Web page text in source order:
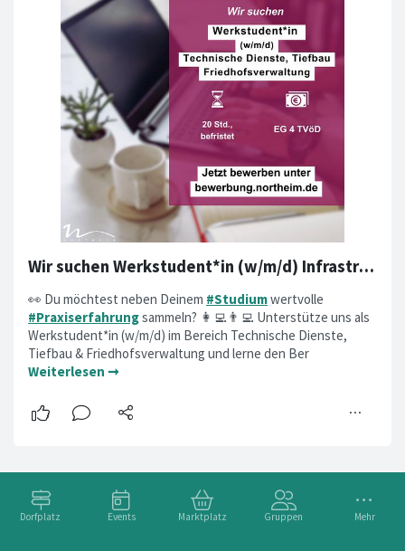
Dorfplatz Events Marktplatz Gruppen Mehr
Wir suchen Werkstudent*in (w/m/d) Infrastrukturmanagement
👀 Du möchtest neben Deinem #Studiumwertvolle
#Praxiserfahrungsammeln? 👩‍💻👨‍💻 Unterstütze uns als
Werkstudent*in (w/m/d) im Bereich Technische Dienste,
Tiefbau & Friedhofsverwaltung und lerne den Ber
Weiterlesen ➞